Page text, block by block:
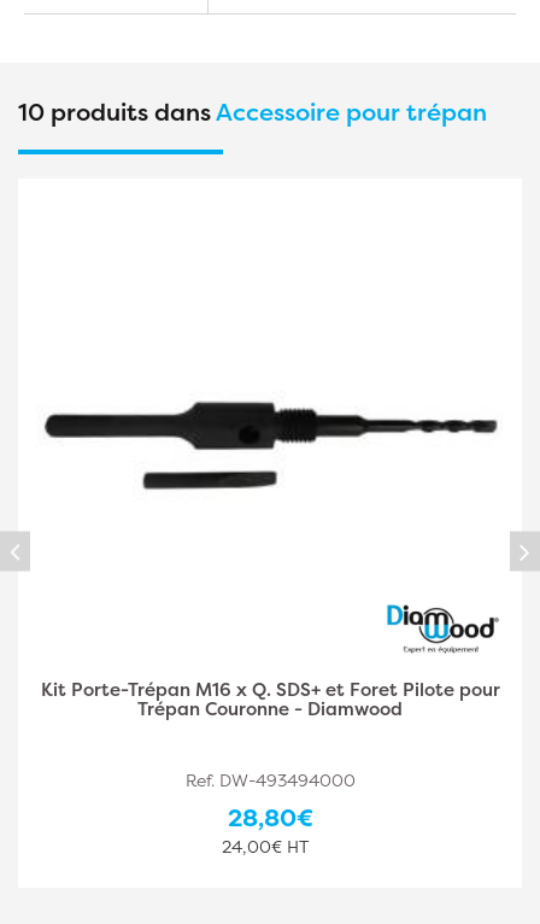
10 produits dansAccessoire pour trépan
Kit Porte-Trépan M16 x Q. 6 Pans Hexagonal
Foret Pilote pour Trépan Couronne -
Ref. DW-493494001
28,80€
24,00€ HT